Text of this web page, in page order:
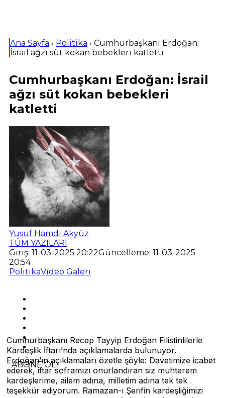
Ana Sayfa › Politika › Cumhurbaşkanı Erdoğan:
İsrail ağzı süt kokan bebekleri katletti
Cumhurbaşkanı Erdoğan: İsrail
ağzı süt kokan bebekleri
katletti
Yusuf Hamdi Akyüz
TÜM YAZILARI
Giriş: 11-03-2025 20:22Güncelleme: 11-03-2025
20:54
PolitikaVideo Galeri
ABONE OL
Cumhurbaşkanı Recep Tayyip Erdoğan Filistinlilerle
Kardeşlik İftarı’nda açıklamalarda bulunuyor.
Erdoğan’ın açıklamaları özetle şöyle: Davetimize icabet
ederek, iftar soframızı onurlandıran siz muhterem
kardeşlerime, ailem adına, milletim adına tek tek
teşekkür ediyorum. Ramazan-ı Şerifin kardeşliğimizi